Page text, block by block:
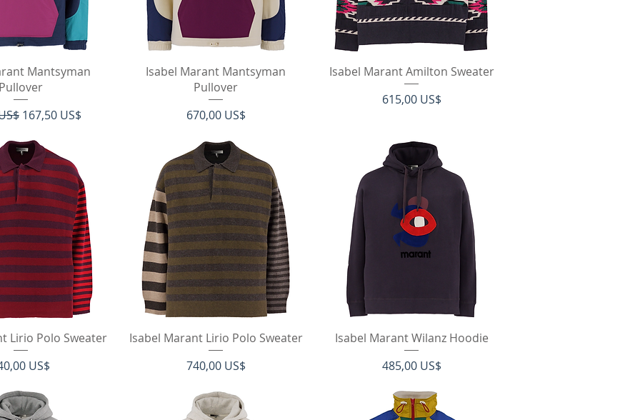
Mantsyman
Pullover
prisSalgspris
167,50 US$
Hurtigvisning
Isabel Marant Mantsyman
Pullover
Pris
670,00 US$
Hurtigvisning
Isabel Marant Amilton Sweater
Pris
615,00 US$
Lirio Polo Sweater
US$
Hurtigvisning
Isabel Marant Lirio Polo Sweater
Pris
740,00 US$
Hurtigvisning
Isabel Marant Wilanz Hoodie
Pris
485,00 US$